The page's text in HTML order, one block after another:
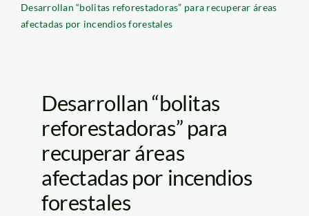
Desarrollan “bolitas reforestadoras” para recuperar áreas
afectadas por incendios forestales
Desarrollan “bolitas
reforestadoras” para
recuperar áreas
afectadas por incendios
forestales